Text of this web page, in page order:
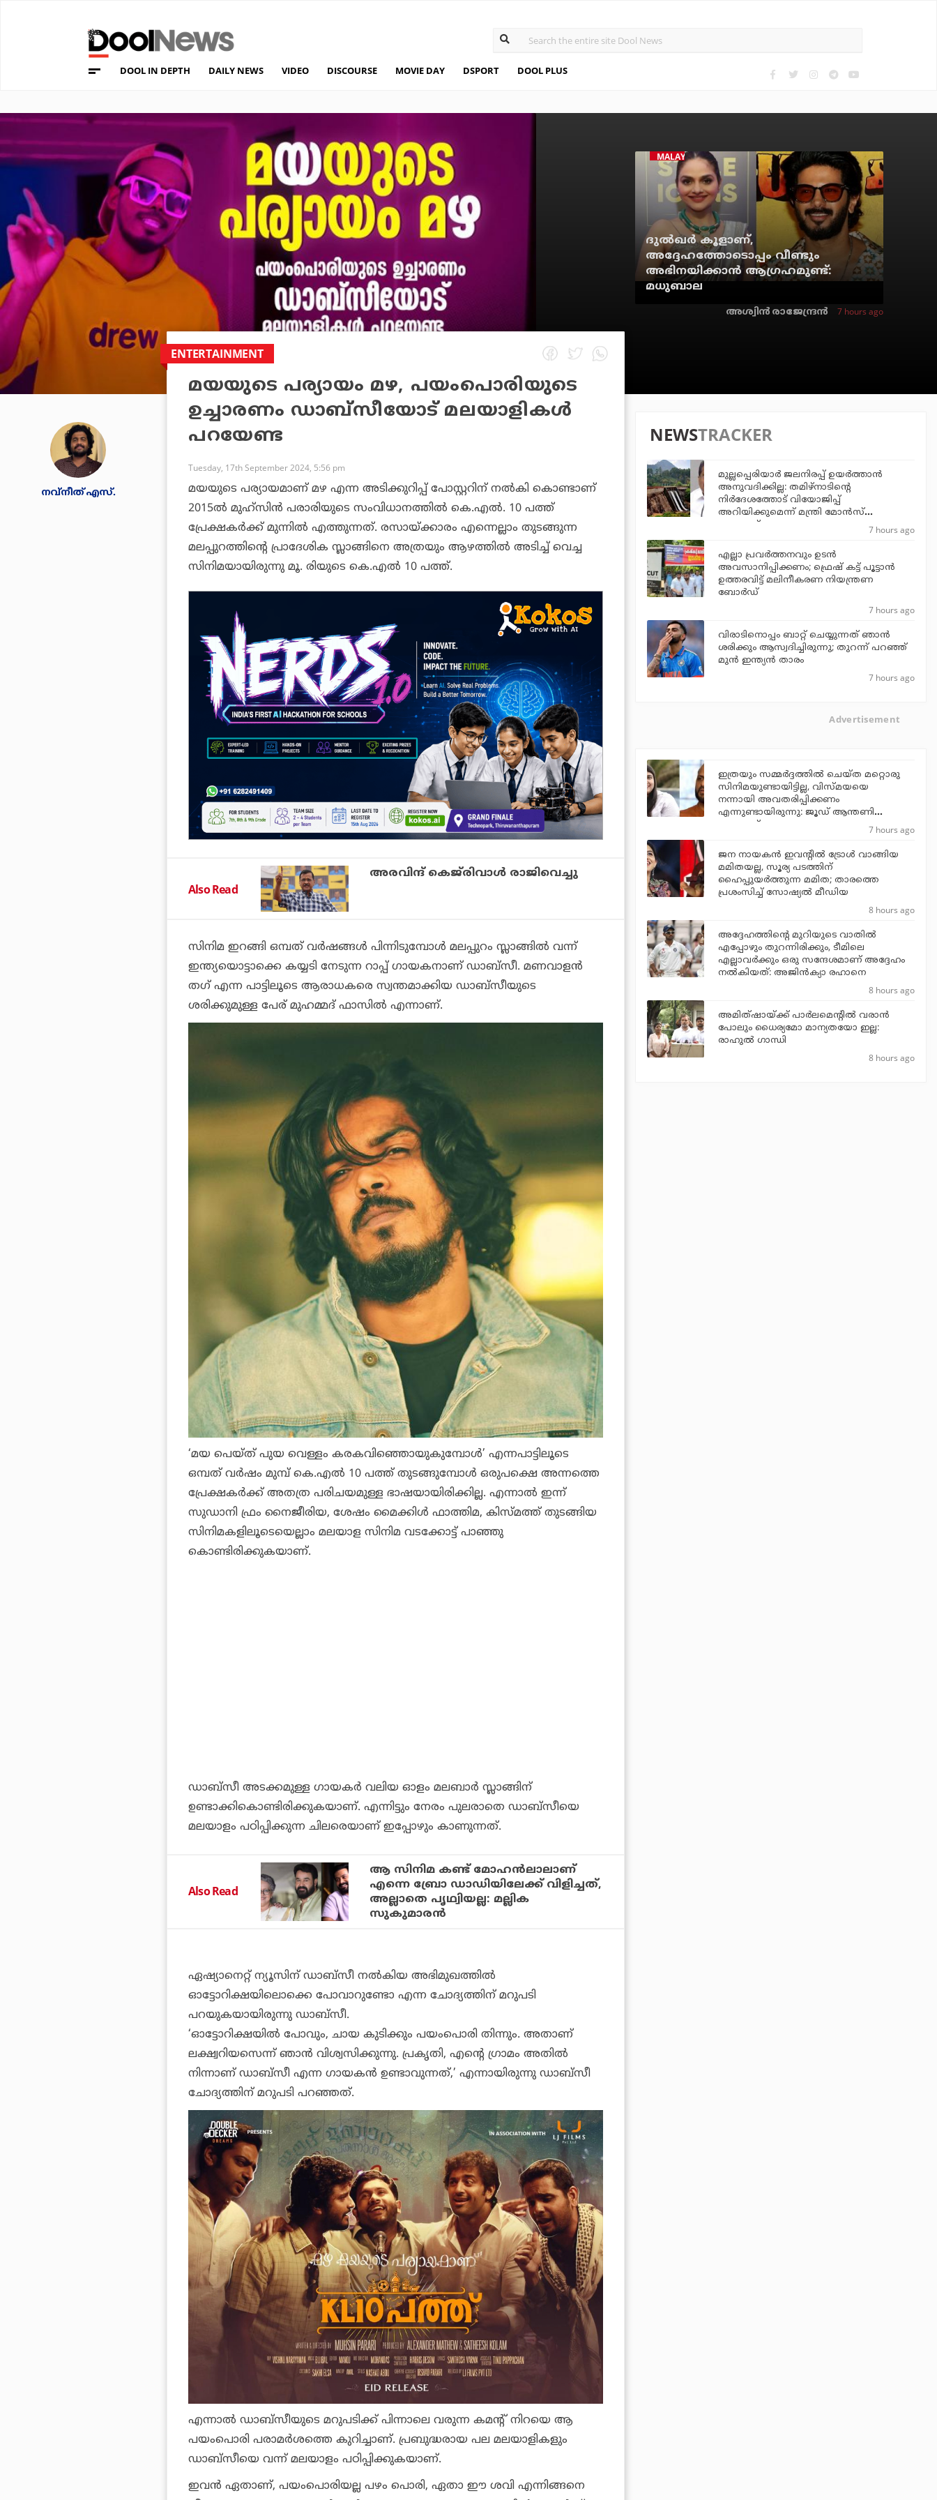
DOOL IN DEPTH DAILY NEWS VIDEO DISCOURSE MOVIE DAY DSPORT DOOL PLUS
MALAYALAM CINEMA
ദുല്‍ഖര്‍ കൂളാണ്,
അദ്ദേഹത്തോടൊപ്പം വീണ്ടും
അഭിനയിക്കാന്‍ ആഗ്രഹമുണ്ട്:
മധുബാല
അശ്വിന്‍ രാജേന്ദ്രന്‍ 7 hours ago
നവ്‌നീത് എസ്.
ENTERTAINMENT
മയയുടെ പര്യായം മഴ, പയംപൊരിയുടെ
ഉച്ചാരണം ഡാബ്സീയോട് മലയാളികൾ
പറയേണ്ട
Tuesday, 17th September 2024, 5:56 pm
മയയുടെ പര്യായമാണ് മഴ എന്ന അടിക്കുറിപ്പ് പോസ്റ്ററിന് നൽകി കൊണ്ടാണ്
2015ൽ മുഹ്സിൻ പരാരിയുടെ സംവിധാനത്തിൽ കെ.എൽ. 10 പത്ത്
പ്രേക്ഷകർക്ക് മുന്നിൽ എത്തുന്നത്. രസായ്ക്കാരം എന്നെല്ലാം തുടങ്ങുന്ന
മലപ്പുറത്തിന്റെ പ്രാദേശിക സ്ലാങ്ങിനെ അത്രയും ആഴത്തിൽ അടിച്ച് വെച്ച
സിനിമയായിരുന്നു മൂ. രിയുടെ കെ.എൽ 10 പത്ത്.
Also Read
അരവിന്ദ് കെജ്‌രിവാള്‍ രാജിവെച്ചു
സിനിമ ഇറങ്ങി ഒമ്പത് വർഷങ്ങൾ പിന്നിടുമ്പോൾ മലപ്പുറം സ്ലാങ്ങിൽ വന്ന്
ഇന്ത്യയൊട്ടാക്കെ കയ്യടി നേടുന്ന റാപ്പ് ഗായകനാണ് ഡാബ്സീ. മണവാളൻ
തഗ് എന്ന പാട്ടിലൂടെ ആരാധകരെ സ്വന്തമാക്കിയ ഡാബ്സീയുടെ
ശരിക്കുമുള്ള പേര് മുഹമ്മദ്‌ ഫാസിൽ എന്നാണ്.
‘മയ പെയ്ത് പുയ വെള്ളം കരകവിഞ്ഞൊയുകുമ്പോൾ’ എന്നപാട്ടിലൂടെ
ഒമ്പത് വർഷം മുമ്പ് കെ.എൽ 10 പത്ത് തുടങ്ങുമ്പോൾ ഒരുപക്ഷെ അന്നത്തെ
പ്രേക്ഷകർക്ക് അതത്ര പരിചയമുള്ള ഭാഷയായിരിക്കില്ല. എന്നാൽ ഇന്ന്
സുഡാനി ഫ്രം നൈജീരിയ, ശേഷം മൈക്കിൾ ഫാത്തിമ, കിസ്മത്ത് തുടങ്ങിയ
സിനിമകളിലൂടെയെല്ലാം മലയാള സിനിമ വടക്കോട്ട് പാഞ്ഞു
കൊണ്ടിരിക്കുകയാണ്.
ഡാബ്സീ അടക്കമുള്ള ഗായകർ വലിയ ഓളം മലബാർ സ്ലാങ്ങിന്
ഉണ്ടാക്കികൊണ്ടിരിക്കുകയാണ്. എന്നിട്ടും നേരം പുലരാതെ ഡാബ്സീയെ
മലയാളം പഠിപ്പിക്കുന്ന ചിലരെയാണ് ഇപ്പോഴും കാണുന്നത്.
Also Read
ആ സിനിമ കണ്ട് മോഹന്‍ലാലാണ്
എന്നെ ബ്രോ ഡാഡിയിലേക്ക് വിളിച്ചത്,
അല്ലാതെ പൃഥ്വിയല്ല: മല്ലിക
സുകുമാരന്‍
ഏഷ്യാനെറ്റ് ന്യൂസിന് ഡാബ്സീ നൽകിയ അഭിമുഖത്തിൽ
ഓട്ടോറിക്ഷയിലൊക്കെ പോവാറുണ്ടോ എന്ന ചോദ്യത്തിന് മറുപടി
പറയുകയായിരുന്നു ഡാബ്സീ.
‘ഓട്ടോറിക്ഷയിൽ പോവും, ചായ കുടിക്കും പയംപൊരി തിന്നും. അതാണ്
ലക്ഷ്വറിയസെന്ന് ഞാൻ വിശ്വസിക്കുന്നു. പ്രകൃതി, എന്റെ ഗ്രാമം അതിൽ
നിന്നാണ് ഡാബ്സീ എന്ന ഗായകൻ ഉണ്ടാവുന്നത്,’ എന്നായിരുന്നു ഡാബ്സീ
ചോദ്യത്തിന് മറുപടി പറഞ്ഞത്.
എന്നാൽ ഡാബ്സീയുടെ മറുപടിക്ക് പിന്നാലെ വരുന്ന കമന്റ്‌ നിറയെ ആ
പയംപൊരി പരാമർശത്തെ കുറിച്ചാണ്. പ്രബുദ്ധരായ പല മലയാളികളും
ഡാബ്സീയെ വന്ന് മലയാളം പഠിപ്പിക്കുകയാണ്.
ഇവൻ ഏതാണ്, പയംപൊരിയല്ല പഴം പൊരി, ഏതാ ഈ ശവി എന്നിങ്ങനെ
NEWSTRACKER
മുല്ലപ്പെരിയാര്‍ ജലനിരപ്പ് ഉയര്‍ത്താന്‍
അനുവദിക്കില്ല: തമിഴ്‌നാടിന്റെ
നിര്‍ദേശത്തോട് വിയോജിപ്പ്
അറിയിക്കുമെന്ന് മന്ത്രി മോന്‍സ്
ജോസഫ്
7 hours ago
എല്ലാ പ്രവര്‍ത്തനവും ഉടന്‍
അവസാനിപ്പിക്കണം; ഫ്രെഷ് കട്ട് പൂട്ടാന്‍
ഉത്തരവിട്ട് മലിനീകരണ നിയന്ത്രണ
ബോര്‍ഡ്
7 hours ago
വിരാടിനൊപ്പം ബാറ്റ് ചെയ്യുന്നത് ഞാന്‍
ശരിക്കും ആസ്വദിച്ചിരുന്നു; തുറന്ന് പറഞ്ഞ്
മുന്‍ ഇന്ത്യന്‍ താരം
7 hours ago
Advertisement
ഇത്രയും സമ്മർദ്ദത്തിൽ ചെയ്ത മറ്റൊരു
സിനിമയുണ്ടായിട്ടില്ല, വിസ്മയയെ
നന്നായി അവതരിപ്പിക്കണം
എന്നുണ്ടായിരുന്നു: ജൂഡ് ആന്തണി
ജോസഫ്
7 hours ago
ജന നായകന്‍ ഇവന്റില്‍ ട്രോള്‍ വാങ്ങിയ
മമിതയല്ല, സൂര്യ പടത്തിന്
ഹൈപ്പുയര്‍ത്തുന്ന മമിത; താരത്തെ
പ്രശംസിച്ച് സോഷ്യല്‍ മീഡിയ
8 hours ago
അദ്ദേഹത്തിന്റെ മുറിയുടെ വാതില്‍
എപ്പോഴും തുറന്നിരിക്കും, ടീമിലെ
എല്ലാവര്‍ക്കും ഒരു സന്ദേശമാണ് അദ്ദേഹം
നല്‍കിയത്: അജിന്‍ക്യാ രഹാനെ
8 hours ago
അമിത്ഷായ്ക്ക് പാര്‍ലമെന്റില്‍ വരാന്‍
പോലും ധൈര്യമോ മാന്യതയോ ഇല്ല:
രാഹുല്‍ ഗാന്ധി
8 hours ago